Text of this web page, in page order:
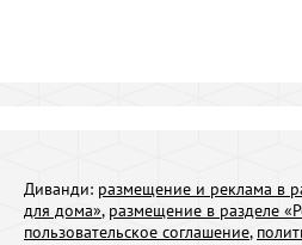
Диванди: размещение и реклама в
для дома», размещение в разделе
пользовательское соглашение,